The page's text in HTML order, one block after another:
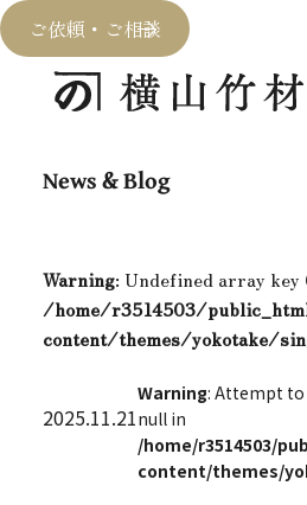
ご依頼・ご相談
News & Blog
Warning: Undefined array key
/home/r3514503/
content/themes/yokotake/
2025.11.21
Warning: Attempt
null in
/home/r3514503/
content/themes/